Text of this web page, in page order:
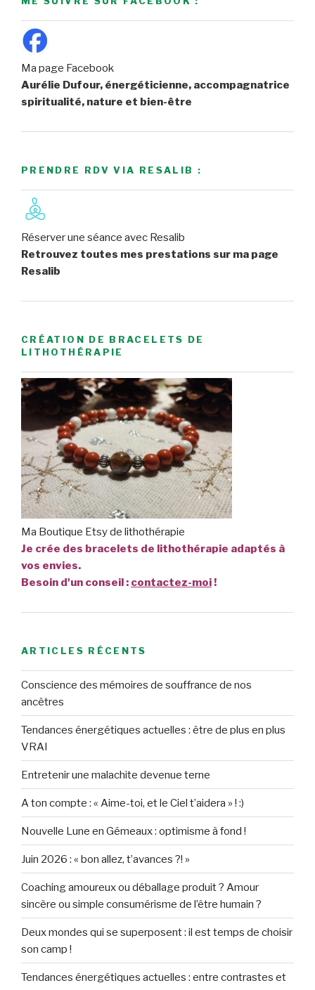
Ma page Facebook
Aurélie Dufour, énergéticienne, accompagnatrice
spiritualité, nature et bien-être
PRENDRE RDV VIA RESALIB :
Réserver une séance avec Resalib
Retrouvez toutes mes prestations sur ma page
Resalib
CRÉATION DE BRACELETS DE
LITHOTHÉRAPIE
Ma Boutique Etsy de lithothérapie
Je crée des bracelets de lithothérapie adaptés à
vos envies.
Besoin d'un conseil : contactez-moi!
ARTICLES RÉCENTS
Conscience des mémoires de souffrance de nos
ancêtres
Tendances énergétiques actuelles : être de plus en plus
VRAI
Entretenir une malachite devenue terne
A ton compte : « Aime-toi, et le Ciel t’aidera » ! :)
Nouvelle Lune en Gémeaux : optimisme à fond !
Juin 2026 : « bon allez, t’avances ?! »
Coaching amoureux ou déballage produit ? Amour
sincère ou simple consumérisme de l’être humain ?
Deux mondes qui se superposent : il est temps de choisir
son camp !
Tendances énergétiques actuelles : entre contrastes et